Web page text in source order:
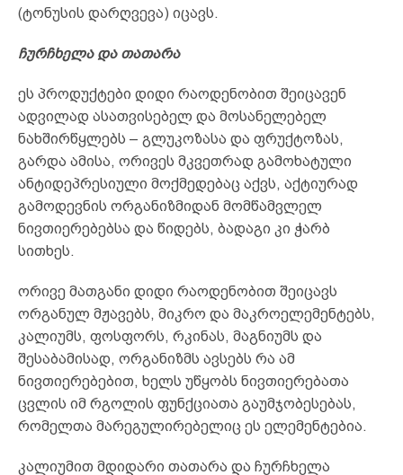
(ტონუსის დარღვევა) იცავს.
ჩურჩხელა და თათარა
ეს პროდუქტები დიდი რაოდენობით შეიცავენ
ადვილად ასათვისებელ და მოსანელებელ
ნახშირწყლებს – გლუკოზასა და ფრუქტოზას,
გარდა ამისა, ორივეს მკვეთრად გამოხატული
ანტიდეპრესიული მოქმედებაც აქვს, აქტიურად
გამოდევნის ორგანიზმიდან მომწამვლელ
ნივთიერებებსა და წიდებს, ბადაგი კი ჭარბ
სითხეს.
ორივე მათგანი დიდი რაოდენობით შეიცავს
ორგანულ მჟავებს, მიკრო და მაკროელემენტებს,
კალიუმს, ფოსფორს, რკინას, მაგნიუმს და
შესაბამისად, ორგანიზმს ავსებს რა ამ
ნივთიერებებით, ხელს უწყობს ნივთიერებათა
ცვლის იმ რგოლის ფუნქციათა გაუმჯობესებას,
რომელთა მარეგულირებელიც ეს ელემენტებია.
კალიუმით მდიდარი თათარა და ჩურჩხელა